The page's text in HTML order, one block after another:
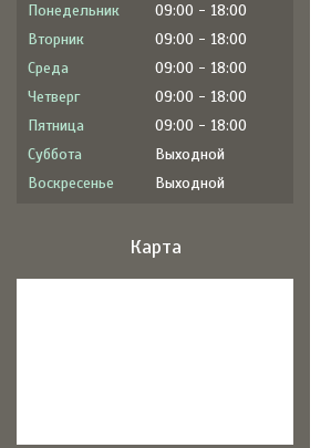
Понедельник 09:00
18:00
Вторник
09:00
18:00
Среда
09:00
18:00
Четверг
09:00
18:00
Пятница
09:00
18:00
Суббота
Выходной
Воскресенье
Выходной
Карта